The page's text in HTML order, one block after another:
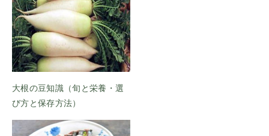
大根の豆知識（旬と栄養・選
び方と保存方法）